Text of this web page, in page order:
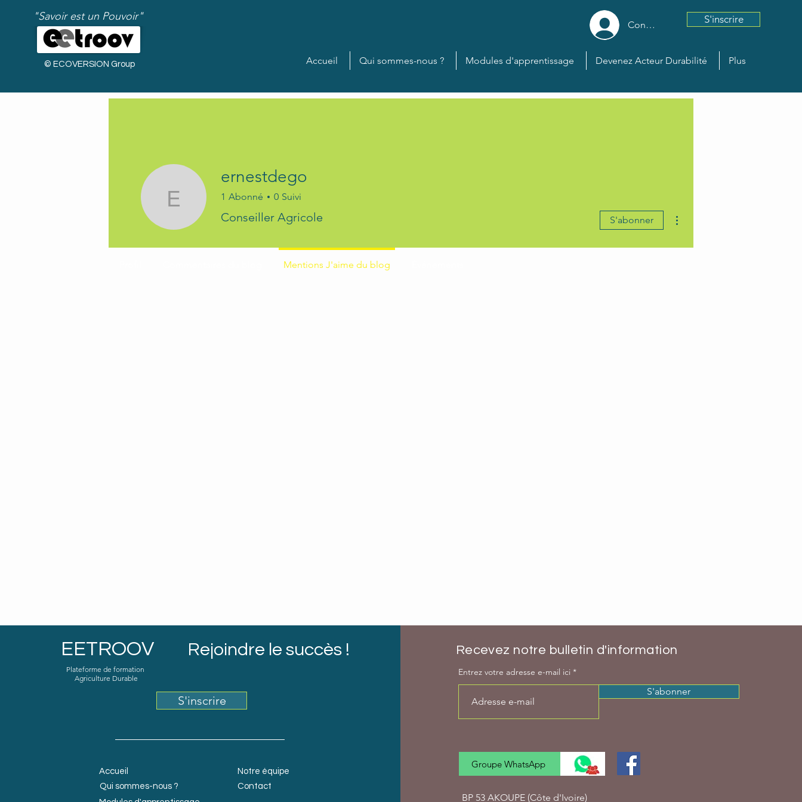
"Savoir est un Pouvoir"
© ECOVERSION Group
Connexion S'inscrire
Accueil Qui sommes-nous ? Modules d'apprentissage Devenez Acteur Durabilité Plus
ernestdego
ernestdego
1 Abonné 0 Suivi
Conseiller Agricole S'abonner
Mentions J'aime du blog
EETROOV Rejoindre le succès !
Plateforme de formation
Agriculture Durable
S'inscrire
Accueil
Qui sommes-nous ?
Notre équipe
Contact
Recevez notre bulletin d'information
Entrez votre adresse e-mail ici
S'abonner
Groupe WhatsApp
BP 53 AKOUPE (Côte d'Ivoire)